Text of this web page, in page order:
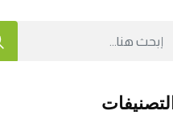
التصنيفات